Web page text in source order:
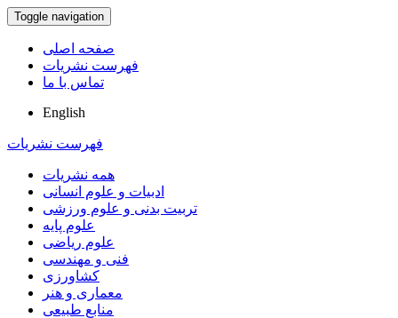
Toggle navigation
صفحه اصلی
فهرست نشریات
تماس با ما
English
فهرست نشریات
همه نشریات
ادبیات و علوم انسانی
تربیت بدنی و علوم ورزشی
علوم پایه
علوم ریاضی
فنی و مهندسی
کشاورزی
معماری و هنر
منابع طبیعی